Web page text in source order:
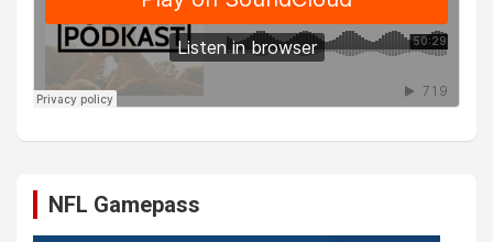
NFL Gamepass